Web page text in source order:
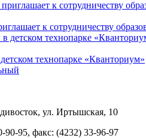
к сотрудничеству
технопарке «Кванториум»
ул. Иртышская, 10
90-95, факс: (4232) 33-96-97